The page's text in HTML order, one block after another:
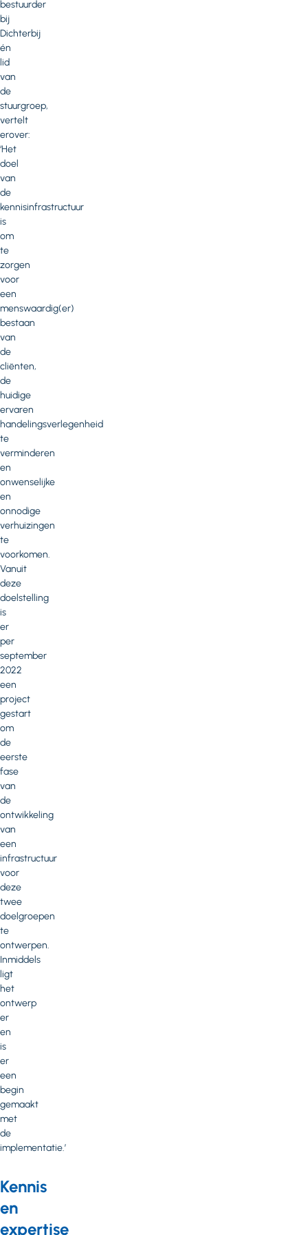
bestuurder
bij
Dichterbij
én
lid
van
de
stuurgroep,
vertelt
erover:
‘Het
doel
van
de
kennisinfrastructuur
is
om
te
zorgen
voor
een
menswaardig(er)
bestaan
van
de
cliënten,
de
huidige
ervaren
handelingsverlegenheid
te
verminderen
en
onwenselijke
en
onnodige
verhuizingen
te
voorkomen.
Vanuit
deze
doelstelling
is
er
per
september
2022
een
project
gestart
om
de
eerste
fase
van
de
ontwikkeling
van
een
infrastructuur
voor
deze
twee
doelgroepen
te
ontwerpen.
Inmiddels
ligt
het
ontwerp
er
en
is
er
een
begin
gemaakt
met
de
implementatie.’
Kennis
en
expertise